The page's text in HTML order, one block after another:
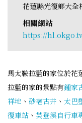
花蓮縣光復鄉大全
相關網站
https://
馬太鞍拉藍的家位於花
拉藍的家的景點有鍾家
祥地 、 砂荖古井 、 太巴
復車站 、 芙登溪自行車